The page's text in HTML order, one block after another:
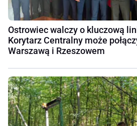
Ostrowiec walczy o kluczową
Korytarz Centralny może
Warszawą i Rzeszowem